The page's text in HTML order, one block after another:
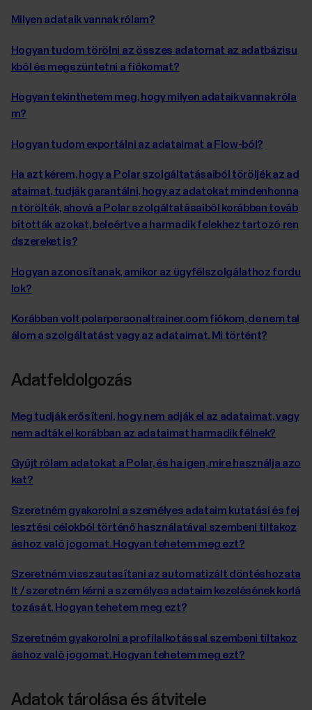
Milyen adataik vannak rólam?
Hogyan tudom törölni az összes adatomat az adatbázisu
kból és megszüntetni a fiókomat?
Hogyan tekinthetem meg, hogy milyen adataik vannak róla
m?
Hogyan tudom exportálni az adataimat a Flow-ból?
Ha azt kérem, hogy a Polar szolgáltatásaiból töröljék az ad
ataimat, tudják garantálni, hogy az adatokat mindenhonna
n törölték, ahová a Polar szolgáltatásaiból korábban továb
bították azokat, beleértve a harmadik felekhez tartozó ren
dszereket is?
Hogyan azonosítanak, amikor az ügyfélszolgálathoz fordu
lok?
Korábban volt polarpersonaltrainer.com fiókom, de nem tal
álom a szolgáltatást vagy az adataimat. Mi történt?
Adatfeldolgozás
Meg tudják erősíteni, hogy nem adják el az adataimat, vagy
nem adták el korábban az adataimat harmadik félnek?
Gyűjt rólam adatokat a Polar, és ha igen, mire használja azo
kat?
Szeretném gyakorolni a személyes adataim kutatási és fej
lesztési célokból történő használatával szembeni tiltakoz
áshoz való jogomat. Hogyan tehetem meg ezt?
Szeretném visszautasítani az automatizált döntéshozata
lt / szeretném kérni a személyes adataim kezelésének korlá
tozását. Hogyan tehetem meg ezt?
Szeretném gyakorolni a profilalkotással szembeni tiltakoz
áshoz való jogomat. Hogyan tehetem meg ezt?
Adatok tárolása és átvitele